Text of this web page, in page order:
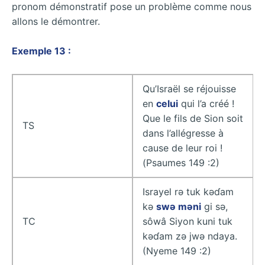
pronom démonstratif pose un problème comme nous
allons le démontrer.
Exemple 13 :
TS
Qu’Israël se réjouisse
en celui qui l’a créé !
Que le fils de Sion soit
dans l’allégresse à
cause de leur roi !
(Psaumes 149 :2)
TC
Israyel rǝ tuk kǝɗam
kǝ swǝ mǝni gi sǝ,
sôwâ Siyon kuni tuk
kǝɗam zǝ jwǝ ndaya.
(Nyeme 149 :2)